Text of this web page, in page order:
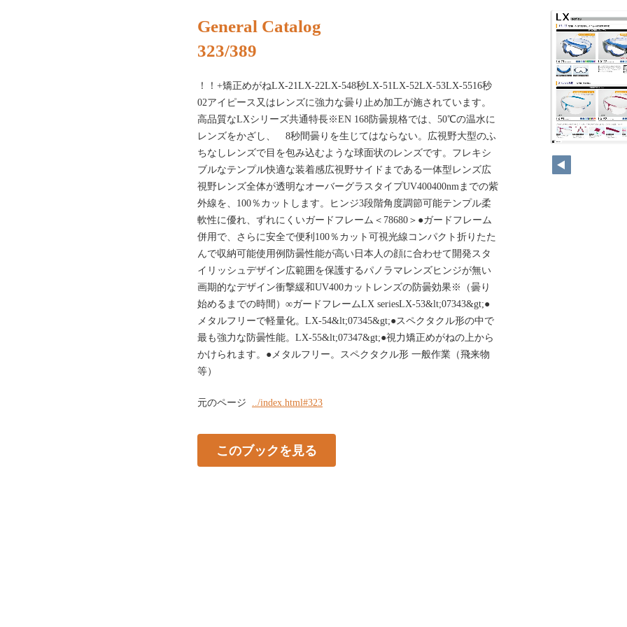
306
General Catalog
323/389
！！+矯正めがねLX-21LX-22LX-548秒LX-51LX-52LX-53LX-5516秒
02アイピース又はレンズに強力な曇り止め加工が施されています。
高品質なLXシリーズ共通特長※EN 168防曇規格では、50℃の温水に
レンズをかざし、 8秒間曇りを生じてはならない。広視野大型のふ
ちなしレンズで目を包み込むような球面状のレンズです。フレキシ
ブルなテンプル快適な装着感広視野サイドまである一体型レンズ広
視野レンズ全体が透明なオーバーグラスタイプUV400400nmまでの紫
外線を、100％カットします。ヒンジ3段階角度調節可能テンプル柔
軟性に優れ、ずれにくいガードフレーム＜78680＞●ガードフレーム
併用で、さらに安全で便利100％カット可視光線コンパクト折りたた
んで収納可能使用例防曇性能が高い日本人の顔に合わせて開発スタ
イリッシュデザイン広範囲を保護するパノラマレンズヒンジが無い
画期的なデザイン衝撃緩和UV400カットレンズの防曇効果※（曇り
始めるまでの時間）∞ガードフレームLX seriesLX-53&lt;07343&gt;●
メタルフリーで軽量化。LX-54&lt;07345&gt;●スペクタクル形の中で
最も強力な防曇性能。LX-55&lt;07347&gt;●視力矯正めがねの上から
かけられます。●メタルフリー。スペクタクル形 一般作業（飛来物
等）
元のページ ../index.html#323
このブックを見る